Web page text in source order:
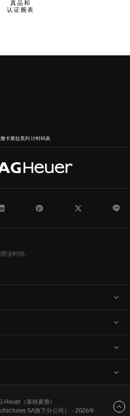
真品和
认证腕表
卡莱拉系列 计时码表
Pinterest
业时间。
Heuer（泰格豪雅）
SA旗下分公司） - 2026年
返回顶部